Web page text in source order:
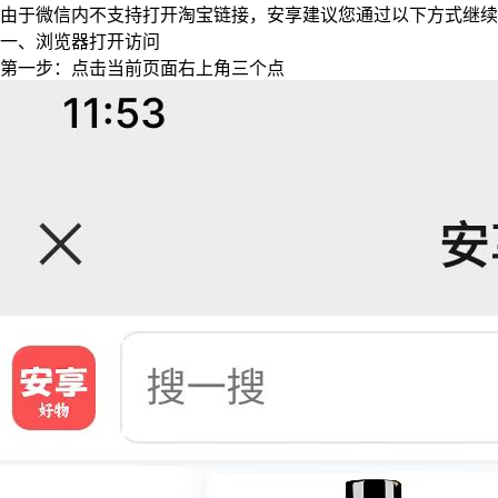
由于微信内不支持打开淘宝链接，安享建议您通过以下方式继
一、浏览器打开访问
第一步：点击当前页面右上角三个点